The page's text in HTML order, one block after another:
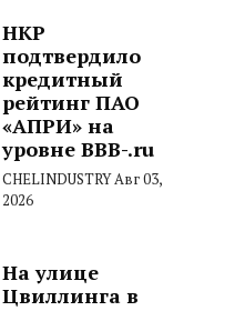
НКР
подтвердило
кредитный
рейтинг ПАО
«АПРИ» на
уровне BBB-.ru
CHELINDUSTRYАвг 03,
2026
На улице
Цвиллинга в